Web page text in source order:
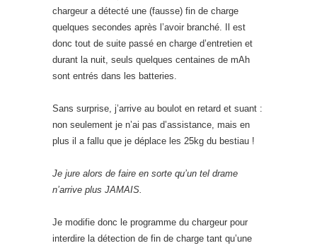
chargeur a détecté une (fausse) fin de charge
quelques secondes après l’avoir branché. Il est
donc tout de suite passé en charge d’entretien et
durant la nuit, seuls quelques centaines de mAh
sont entrés dans les batteries.
Sans surprise, j’arrive au boulot en retard et suant :
non seulement je n’ai pas d’assistance, mais en
plus il a fallu que je déplace les 25kg du bestiau !
Je jure alors de faire en sorte qu’un tel drame
n’arrive plus JAMAIS.
Je modifie donc le programme du chargeur pour
interdire la détection de fin de charge tant qu’une